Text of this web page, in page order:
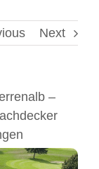
Next
–